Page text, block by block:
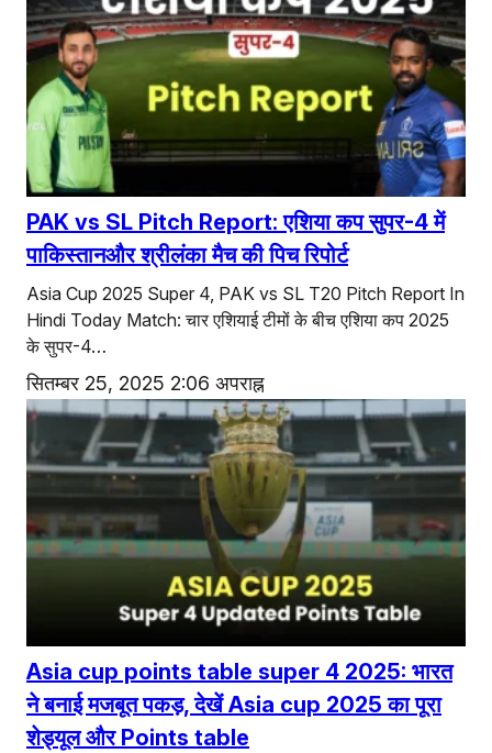
PAK vs SL Pitch Report: एशिया कप सुपर-4 में
पाकिस्तानऔर श्रीलंका मैच की पिच रिपोर्ट
Asia Cup 2025 Super 4, PAK vs SL T20 Pitch Report In
Hindi Today Match: चार एशियाई टीमों के बीच एशिया कप 2025
के सुपर-4…
सितम्बर 25, 2025 2:06 अपराह्न
Asia cup points table super 4 2025: भारत
ने बनाई मजबूत पकड़, देखें Asia cup 2025 का पूरा
शेड्यूल और Points table